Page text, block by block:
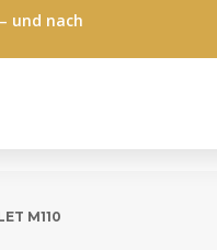
und nach
M110